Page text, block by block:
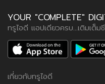
YOUR "COMPLETE"
ทรูไอดี แอปเดียวครบ...เติมเต็
เกี่ยวกับทรูไอดี